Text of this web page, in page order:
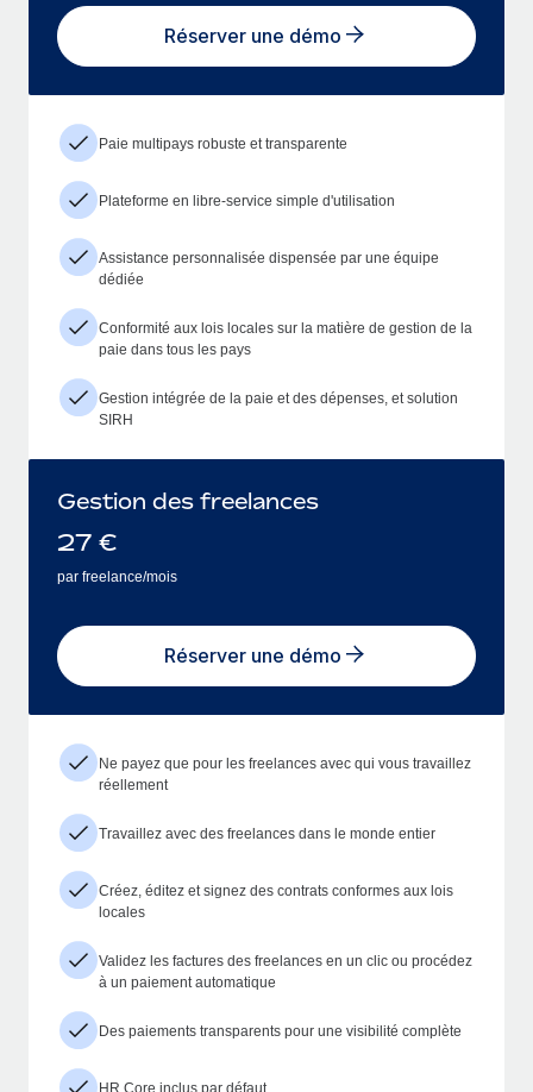
Réserver une démo
Paie multipays robuste et transparente
Plateforme en libre-service simple d'utilisation
Assistance personnalisée dispensée par une équipe
dédiée
Conformité aux lois locales sur la matière de gestion de la
paie dans tous les pays
Gestion intégrée de la paie et des dépenses, et solution
SIRH
Gestion des freelances
27 €
par freelance/mois
Réserver une démo
Ne payez que pour les freelances avec qui vous travaillez
réellement
Travaillez avec des freelances dans le monde entier
Créez, éditez et signez des contrats conformes aux lois
locales
Validez les factures des freelances en un clic ou procédez
à un paiement automatique
Des paiements transparents pour une visibilité complète
HR Core inclus par défaut